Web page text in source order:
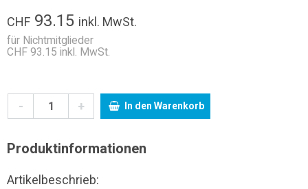
CHF 93.15 inkl. MwSt.
für Nichtmitglieder
CHF 93.15 inkl. MwSt.
- + In den Warenkorb
Produktinformationen
Artikelbeschrieb: